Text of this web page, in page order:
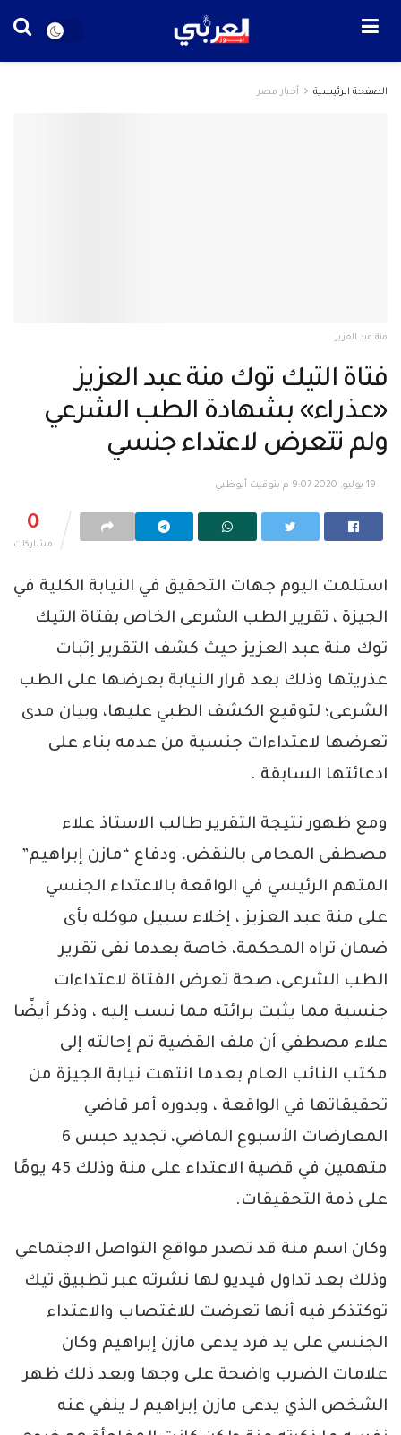
الصفحة الرئيسية أخبار مصر
منة عبد العزيز
فتاة التيك توك منة عبد العزيز
«عذراء» بشهادة الطب الشرعي
ولم تتعرض لاعتداء جنسي
19 يوليو, 2020 9:07 م بتوقيت أبوظبي
0
مشاركات
استلمت اليوم جهات التحقيق في النيابة الكلية في
الجيزة ، تقرير الطب الشرعى الخاص بفتاة التيك
توك منة عبد العزيز حيث كشف التقرير إثبات
عذريتها وذلك بعد قرار النيابة بعرضها على الطب
الشرعى؛ لتوقيع الكشف الطبي عليها، وبيان مدى
تعرضها لاعتداءات جنسية من عدمه بناء على
ادعائتها السابقة .
ومع ظهور نتيجة التقرير طالب الاستاذ علاء
مصطفى المحامى بالنقض، ودفاع “مازن إبراهيم”
المتهم الرئيسي في الواقعة بالاعتداء الجنسي
على منة عبد العزيز ، إخلاء سبيل موكله بأى
ضمان تراه المحكمة، خاصة بعدما نفى تقرير
الطب الشرعى، صحة تعرض الفتاة لاعتداءات
جنسية مما يثبت برائته مما نسب إليه ، وذكر أيضًا
علاء مصطفي أن ملف القضية تم إحالته إلى
مكتب النائب العام بعدما انتهت نيابة الجيزة من
تحقيقاتها في الواقعة ، وبدوره أمر قاضي
المعارضات الأسبوع الماضي، تجديد حبس 6
متهمين في قضية الاعتداء على منة وذلك 45 يومًا
على ذمة التحقيقات.
وكان اسم منة قد تصدر مواقع التواصل الاجتماعي
وذلك بعد تداول فيديو لها نشرته عبر تطبيق تيك
توكتذكر فيه أنها تعرضت للاغتصاب والاعتداء
الجنسي على يد فرد يدعى مازن إبراهيم وكان
علامات الضرب واضحة على وجها وبعد ذلك ظهر
الشخص الذي يدعى مازن إبراهيم لـ ينفي عنه